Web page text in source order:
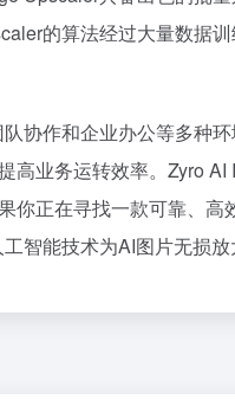
的算法经过大量数据
协作和企业办公等多种
业务运转效率。Zyro
正在寻找一款可靠、高
智能技术为AI图片无损放
36氪
3
4
5
6 AI的
8 张一